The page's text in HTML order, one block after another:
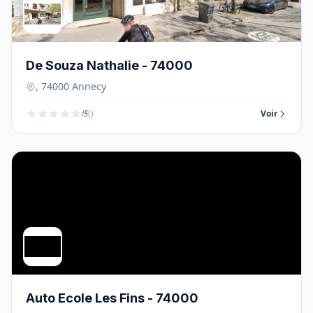
De Souza Nathalie - 74000
, 74000 Annecy
/5() Voir
Auto Ecole Les Fins - 74000